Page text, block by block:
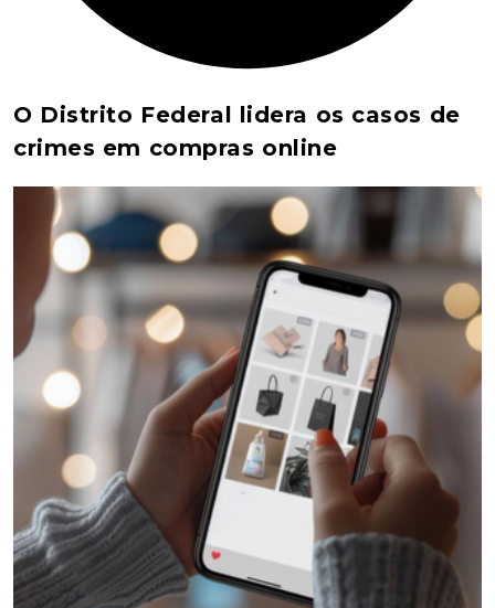
O Distrito Federal lidera os casos de
crimes em compras online